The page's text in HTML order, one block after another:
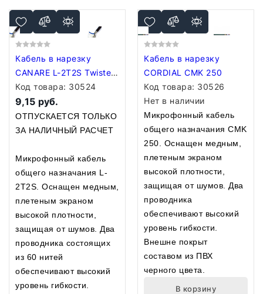
Кабель в нарезку
CANARE L-2T2S Twisted
Pair Microphone Bulk
Cable BLACK
Код товара: 30524
9,15 руб.
ОТПУСКАЕТСЯ ТОЛЬКО
ЗА НАЛИЧНЫЙ РАСЧЕТ
Микрофонный кабель
общего назначания L-
2T2S. Оснащен медным,
плетеным экраном
высокой плотности,
защищая от шумов. Два
проводника состоящих
из 60 нитей
обеспечивают высокий
уровень гибкости.
Кабель в нарезку
CORDIAL CMK 250
Код товара: 30526
Нет в наличии
Микрофонный кабель
общего назначания CMK
250. Оснащен медным,
плетеным экраном
высокой плотности,
защищая от шумов. Два
проводника
обеспечивают высокий
уровень гибкости.
Внешне покрыт
составом из ПВХ
черного цвета.
В корзину